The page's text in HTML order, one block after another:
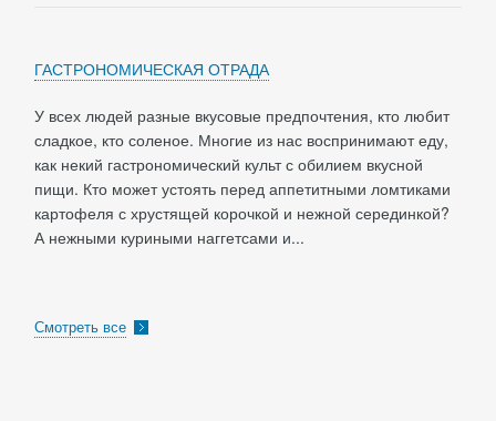
ГАСТРОНОМИЧЕСКАЯ ОТРАДА
У всех людей разные вкусовые предпочтения, кто любит
сладкое, кто соленое. Многие из нас воспринимают еду,
как некий гастрономический культ с обилием вкусной
пищи. Кто может устоять перед аппетитными ломтиками
картофеля с хрустящей корочкой и нежной серединкой?
А нежными куриными наггетсами и...
Смотреть все